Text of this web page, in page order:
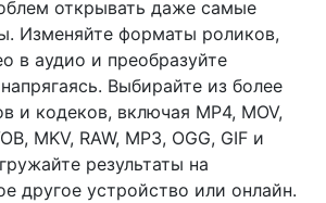
открывать даже самые
Изменяйте форматы роликов,
в аудио и преобразуйте
Выбирайте из более
и кодеков, включая MP4, MOV,
MKV, RAW, MP3, OGG, GIF и
результаты на
другое устройство или онлайн.